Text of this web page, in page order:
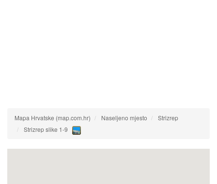
Mapa Hrvatske (map.com.hr) Naseljeno mjesto
Strizrep
Strizrep slike 1-9